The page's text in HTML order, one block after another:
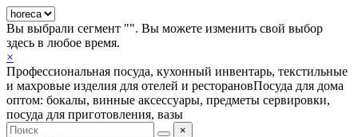
Вы выбрали сегмент "". Вы можете изменить свой выбор
здесь в любое время.
×
Профессиональная посуда, кухонный инвентарь, текстильные
и махровые изделия для отелей и ресторановПосуда для дома
оптом: бокалы, винные аксессуары, предметы сервировки,
посуда для приготовления, вазы
×